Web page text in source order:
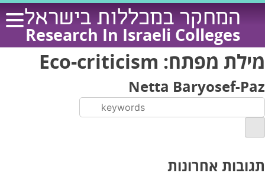
Skip
content
המחקר במכללות בישראל
Research In Israeli Colleges
מילת מפתח: Eco-criticism
Netta Baryosef-Paz
תגובות אחרונות